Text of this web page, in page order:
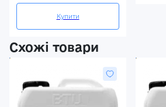
Купити
Схожі товари